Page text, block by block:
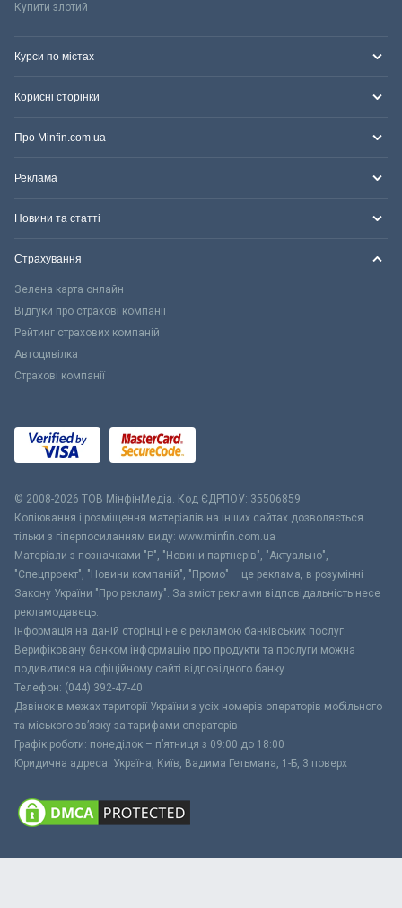
Купити злотий
Курси по містах
Корисні сторінки
Про Minfin.com.ua
Реклама
Новини та статті
Страхування
Зелена карта онлайн
Відгуки про страхові компанії
Рейтинг страхових компаній
Автоцивілка
Страхові компанії
© 2008-2026 ТОВ МiнфiнМедiа. Код ЄДРПОУ: 35506859
Копіювання і розміщення матеріалів на інших сайтах дозволяється
тільки з гіперпосиланням виду: www.minfin.com.ua
Матеріали з позначками "Р", "Новини партнерів", "Актуально",
"Спецпроект", "Новини компаній", "Промо" – це реклама, в розумінні
Закону України "Про рекламу". За зміст реклами відповідальність несе
рекламодавець.
Інформація на даній сторінці не є рекламою банківських послуг.
Верифіковану банком інформацію про продукти та послуги можна
подивитися на офіційному сайті відповідного банку.
Телефон: (044) 392-47-40
Дзвінок в межах території України з усіх номерів операторів мобільного
та міського зв’язку за тарифами операторів
Графік роботи: понеділок – п’ятниця з 09:00 до 18:00
Юридична адреса: Україна, Київ, Вадима Гетьмана, 1-Б, 3 поверх